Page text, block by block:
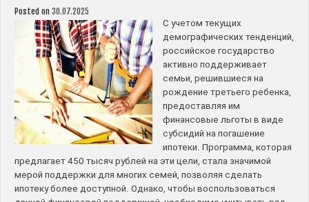
Posted on 30.07.2025
С учетом текущих
демографических тенденций,
российское государство
активно поддерживает
семьи, решившиеся на
рождение третьего ребенка,
предоставляя им
финансовые льготы в виде
субсидий на погашение
ипотеки. Программа, которая
предлагает 450 тысяч рублей на эти цели, стала значимой
мерой поддержки для многих семей, позволяя сделать
ипотеку более доступной. Однако, чтобы воспользоваться